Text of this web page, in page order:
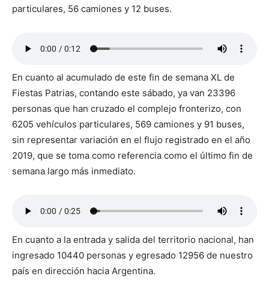
particulares, 56 camiones y 12 buses.
En cuanto al acumulado de este fin de semana XL de
Fiestas Patrias, contando este sábado, ya van 23396
personas que han cruzado el complejo fronterizo, con
6205 vehículos particulares, 569 camiones y 91 buses,
sin representar variación en el flujo registrado en el año
2019, que se toma como referencia como el último fin de
semana largo más inmediato.
En cuanto a la entrada y salida del territorio nacional, han
ingresado 10440 personas y egresado 12956 de nuestro
país en dirección hacia Argentina.